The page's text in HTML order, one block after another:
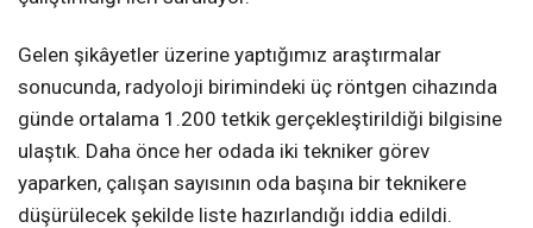
Gelen şikâyetler üzerine yaptığımız araştırmalar
sonucunda, radyoloji birimindeki üç röntgen cihazında
günde ortalama 1.200 tetkik gerçekleştirildiği bilgisine
ulaştık. Daha önce her odada iki tekniker görev
yaparken, çalışan sayısının oda başına bir teknikere
düşürülecek şekilde liste hazırlandığı iddia edildi.